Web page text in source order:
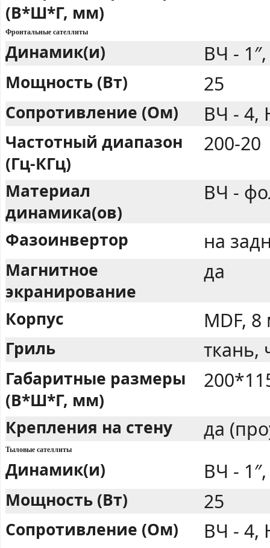
(В*Ш*Г, мм)
Фронтальные сателлиты
Динамик(и) ВЧ -
Мощность (Вт) 25
Сопротивление (Ом) ВЧ - 4,
Частотный диапазон
(Гц-КГц)
200-20
Материал
динамика(ов)
ВЧ -
Фазоинвертор на
Магнитное
экранирование
да
Корпус MDF,
Гриль ткань,
Габаритные размеры
(В*Ш*Г, мм)
Крепления на стену да
Тыловые сателлиты
Динамик(и) ВЧ -
Мощность (Вт) 25
Сопротивление (Ом) ВЧ - 4,